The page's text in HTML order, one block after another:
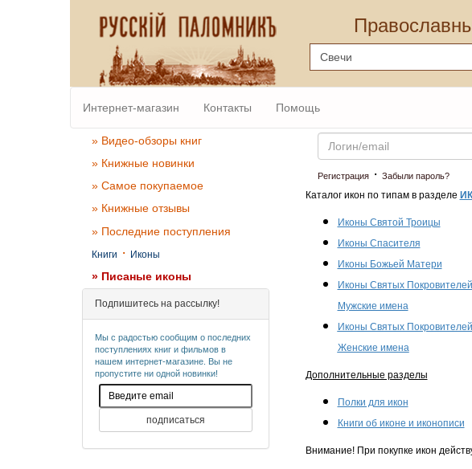
Интернет-магазин Контакты Помощь
» Видео-обзоры книг
» Книжные новинки
» Самое покупаемое
» Книжные отзывы
» Последние поступления
Книги · Иконы
» Писаные иконы
Подпишитесь на рассылку!
Мы с радостью сообщим о последних
поступлениях книг и фильмов в
нашем интернет-магазине. Вы не
пропустите ни одной новинки!
Email
Регистрация· Забыли пароль?
Каталог икон по типам в разделе
Иконы Святой Троицы
Иконы Спасителя
Иконы Божьей Матери
Иконы Святых
Мужские имена
Иконы Святых
Женские имена
Дополнительные разделы
Полки для икон
Книги об иконе и иконописи
Внимание! При покупке икон